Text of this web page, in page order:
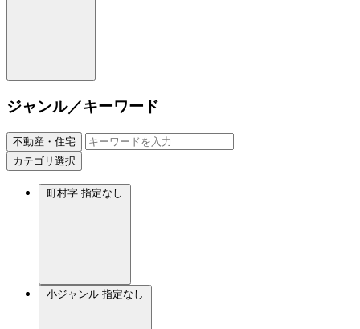
ジャンル／キーワード
不動産・住宅
カテゴリ選択
町村字 指定なし
小ジャンル 指定なし